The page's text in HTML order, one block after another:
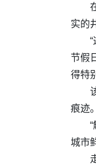
实的
节假
得特
痕迹
城市